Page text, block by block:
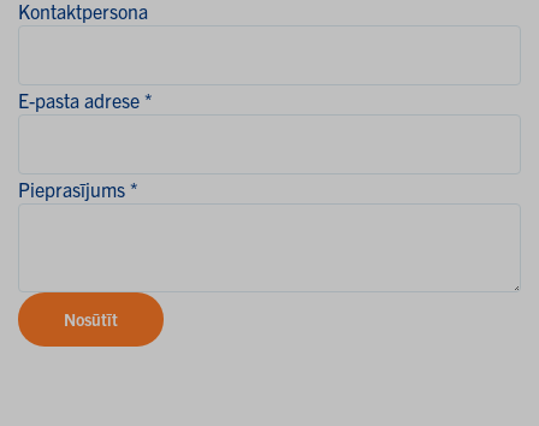
Kontaktpersona
E-pasta adrese *
Pieprasījums *
Nosūtīt